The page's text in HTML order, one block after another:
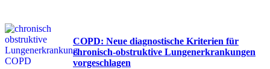
COPD: Neue diagnostische Kriterien für
chronisch-obstruktive Lungenerkrankungen
vorgeschlagen